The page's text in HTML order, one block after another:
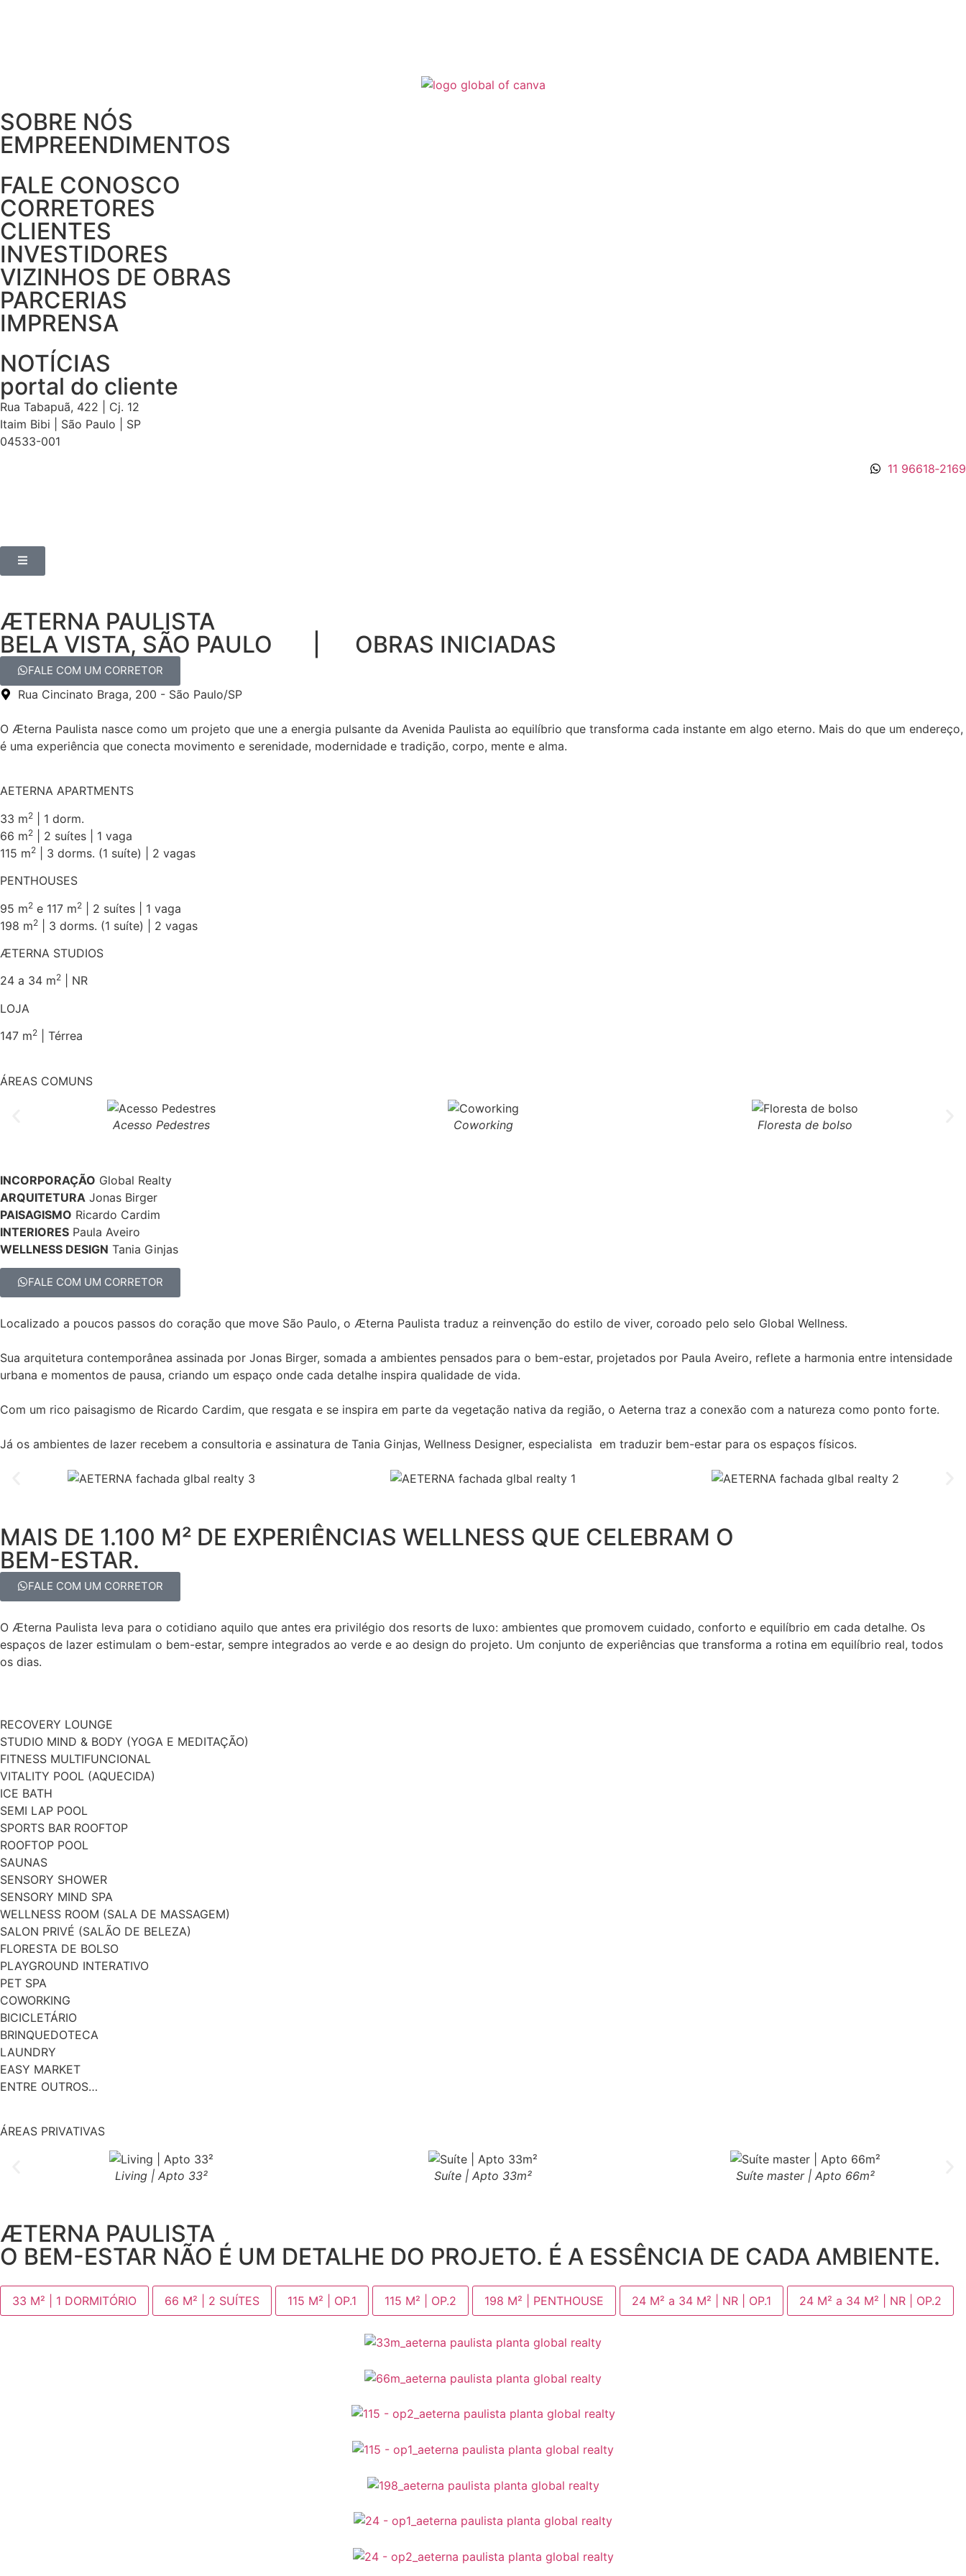
SOBRE NÓS
EMPREENDIMENTOS
FALE CONOSCO
CORRETORES
CLIENTES
INVESTIDORES
VIZINHOS DE OBRAS
PARCERIAS
IMPRENSA
NOTÍCIAS
portal do cliente
Rua Tabapuã, 422 | Cj. 12
Itaim Bibi | São Paulo | SP
04533-001
11 96618‑2169
ÆTERNA PAULISTA
BELA VISTA, SÃO PAULO | OBRAS INICIADAS
FALE COM UM CORRETOR
Rua Cincinato Braga, 200 - São Paulo/SP
O Æterna Paulista nasce como um projeto que une a energia pulsante da Avenida Paulista ao equilíbrio que transforma cada instante em algo eterno. Mais do que um endereço,
é uma experiência que conecta movimento e serenidade, modernidade e tradição, corpo, mente e alma.
AETERNA APARTMENTS
33 m2
| 1 dorm.
66 m2
| 2 suítes | 1 vaga
115 m2
| 3 dorms. (1 suíte) | 2 vagas
PENTHOUSES
95 m2 e 117 m2
| 2 suítes | 1 vaga
198 m2
| 3 dorms. (1 suíte) | 2 vagas
ÆTERNA STUDIOS
24 a 34 m2
| NR
LOJA
147 m2 | Térrea
ÁREAS COMUNS
Acesso Pedestres Coworking Floresta de bolso
INCORPORAÇÃO Global Realty
ARQUITETURA Jonas Birger
PAISAGISMO Ricardo Cardim
INTERIORES Paula Aveiro
WELLNESS DESIGN Tania Ginjas
FALE COM UM CORRETOR
Localizado a poucos passos do coração que move São Paulo, o Æterna Paulista traduz a reinvenção do estilo de viver, coroado pelo selo Global Wellness.
Sua arquitetura contemporânea assinada por Jonas Birger, somada a ambientes pensados para o bem-estar, projetados por Paula Aveiro, reflete a harmonia entre intensidade
urbana e momentos de pausa, criando um espaço onde cada detalhe inspira qualidade de vida.
Com um rico paisagismo de Ricardo Cardim, que resgata e se inspira em parte da vegetação nativa da região, o Aeterna traz a conexão com a natureza como ponto forte.
Já os ambientes de lazer recebem a consultoria e assinatura de Tania Ginjas, Wellness Designer, especialista em traduzir bem-estar para os espaços físicos.
MAIS DE 1.100 M² DE EXPERIÊNCIAS WELLNESS QUE CELEBRAM O
BEM-ESTAR.
FALE COM UM CORRETOR
O Æterna Paulista leva para o cotidiano aquilo que antes era privilégio dos resorts de luxo: ambientes que promovem cuidado, conforto e equilíbrio em cada detalhe. Os
espaços de lazer estimulam o bem-estar, sempre integrados ao verde e ao design do projeto. Um conjunto de experiências que transforma a rotina em equilíbrio real, todos
os dias.
RECOVERY LOUNGE
STUDIO MIND & BODY (YOGA E MEDITAÇÃO)
FITNESS MULTIFUNCIONAL
VITALITY POOL (AQUECIDA)
ICE BATH
SEMI LAP POOL
SPORTS BAR ROOFTOP
ROOFTOP POOL
SAUNAS
SENSORY SHOWER
SENSORY MIND SPA
WELLNESS ROOM (SALA DE MASSAGEM)
SALON PRIVÉ (SALÃO DE BELEZA)
FLORESTA DE BOLSO
PLAYGROUND INTERATIVO
PET SPA
COWORKING
BICICLETÁRIO
BRINQUEDOTECA
LAUNDRY
EASY MARKET
ENTRE OUTROS…
ÁREAS PRIVATIVAS
Living | Apto 33² Suíte | Apto 33m² Suíte master | Apto 66m²
ÆTERNA PAULISTA
O BEM-ESTAR NÃO É UM DETALHE DO PROJETO. É A ESSÊNCIA DE CADA AMBIENTE.
33 M² | 1 DORMITÓRIO 66 M² | 2 SUÍTES 115 M² | OP.1 115 M² | OP.2 198 M² | PENTHOUSE 24 M² a 34 M² | NR | OP.1 24 M² a 34 M² | NR | OP.2